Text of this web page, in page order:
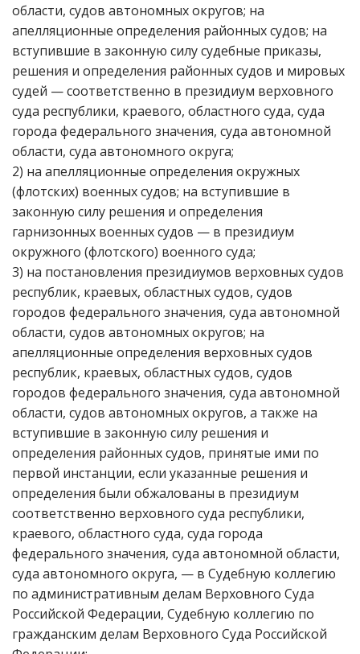
области, судов автономных округов; на
апелляционные определения районных судов; на
вступившие в законную силу судебные приказы,
решения и определения районных судов и мировых
судей — соответственно в президиум верховного
суда республики, краевого, областного суда, суда
города федерального значения, суда автономной
области, суда автономного округа;
2) на апелляционные определения окружных
(флотских) военных судов; на вступившие в
законную силу решения и определения
гарнизонных военных судов — в президиум
окружного (флотского) военного суда;
3) на постановления президиумов верховных судов
республик, краевых, областных судов, судов
городов федерального значения, суда автономной
области, судов автономных округов; на
апелляционные определения верховных судов
республик, краевых, областных судов, судов
городов федерального значения, суда автономной
области, судов автономных округов, а также на
вступившие в законную силу решения и
определения районных судов, принятые ими по
первой инстанции, если указанные решения и
определения были обжалованы в президиум
соответственно верховного суда республики,
краевого, областного суда, суда города
федерального значения, суда автономной области,
суда автономного округа, — в Судебную коллегию
по административным делам Верховного Суда
Российской Федерации, Судебную коллегию по
гражданским делам Верховного Суда Российской